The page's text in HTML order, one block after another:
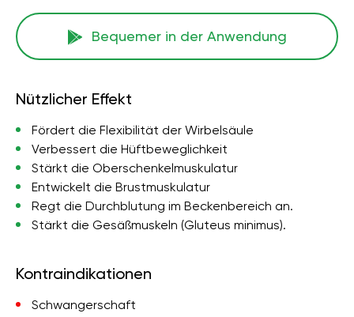
Bequemer in der Anwendung
Nützlicher Effekt
Fördert die Flexibilität der Wirbelsäule
Verbessert die Hüftbeweglichkeit
Stärkt die Oberschenkelmuskulatur
Entwickelt die Brustmuskulatur
Regt die Durchblutung im Beckenbereich an.
Stärkt die Gesäßmuskeln (Gluteus minimus).
Kontraindikationen
Schwangerschaft